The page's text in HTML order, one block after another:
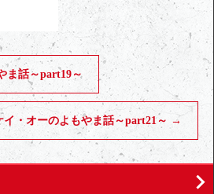
ま話～part19～
イ・オーのよもやま話～part21～ →